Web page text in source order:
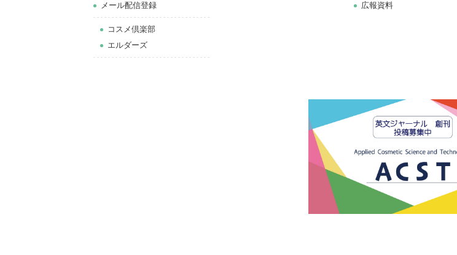
メール配信登録
コスメ倶楽部
エルダーズ
広報資料